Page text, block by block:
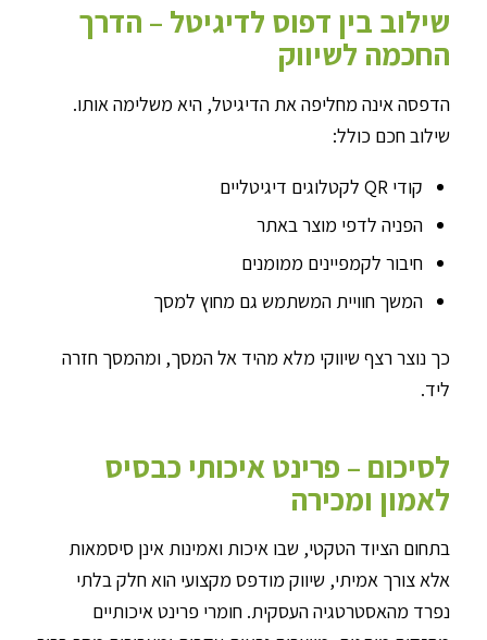
שילוב בין דפוס לדיגיטל – הדרך
החכמה לשיווק
הדפסה אינה מחליפה את הדיגיטל, היא משלימה אותו.
שילוב חכם כולל:
קודי QR לקטלוגים דיגיטליים
הפניה לדפי מוצר באתר
חיבור לקמפיינים ממומנים
המשך חוויית המשתמש גם מחוץ למסך
כך נוצר רצף שיווקי מלא מהיד אל המסך, ומהמסך חזרה
ליד.
לסיכום – פרינט איכותי כבסיס
לאמון ומכירה
בתחום הציוד הטקטי, שבו איכות ואמינות אינן סיסמאות
אלא צורך אמיתי, שיווק מודפס מקצועי הוא חלק בלתי
נפרד מהאסטרטגיה העסקית. חומרי פרינט איכותיים